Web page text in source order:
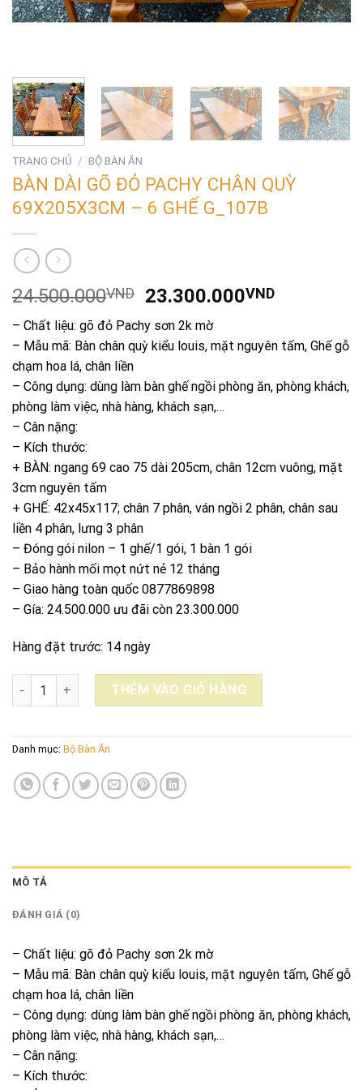
TRANG CHỦ / BỘ BÀN ĂN
BÀN DÀI GÕ ĐỎ PACHY CHÂN QUỲ
69X205X3CM – 6 GHẾ G_107B
24.500.000VND
Giá
là:
24.500.000VND.
23.300.000VNDGiá
tại
là:
– Chất liệu: gõ đỏ Pachy sơn 2k mờ
– Mẫu mã: Bàn chân quỳ kiểu louis, mặt nguyên tấm, Ghế gỗ
chạm hoa lá, chân liền
– Công dụng: dùng làm bàn ghế ngồi phòng ăn, phòng khách,
phòng làm việc, nhà hàng, khách sạn,…
– Cân nặng:
– Kích thước:
+ BÀN: ngang 69 cao 75 dài 205cm, chân 12cm vuông, mặt
3cm nguyên tấm
+ GHẾ: 42x45x117; chân 7 phân, ván ngồi 2 phân, chân sau
liền 4 phân, lưng 3 phân
– Đóng gói nilon – 1 ghế/1 gói, 1 bàn 1 gói
– Bảo hành mối mọt nứt nẻ 12 tháng
– Giao hàng toàn quốc 0877869898
– Gía: 24.500.000 ưu đãi còn 23.300.000
Hàng đặt trước: 14 ngày
BÀN DÀI GÕ ĐỎ PACHY CHÂN QUỲ 69X205X3CM - 6 GHẾ
THÊM VÀO GIỎ HÀNG
Danh mục: Bộ Bàn Ăn
MÔ TẢ
ĐÁNH GIÁ (0)
– Chất liệu: gõ đỏ Pachy sơn 2k mờ
– Mẫu mã: Bàn chân quỳ kiểu louis, mặt nguyên tấm, Ghế gỗ
chạm hoa lá, chân liền
– Công dụng: dùng làm bàn ghế ngồi phòng ăn, phòng khách,
phòng làm việc, nhà hàng, khách sạn,…
– Cân nặng:
– Kích thước: